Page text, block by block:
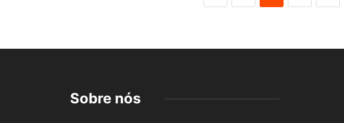
Sobre nós